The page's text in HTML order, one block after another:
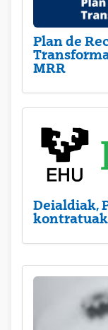
Plan de
MRR
Deialdiak,
kontratuak